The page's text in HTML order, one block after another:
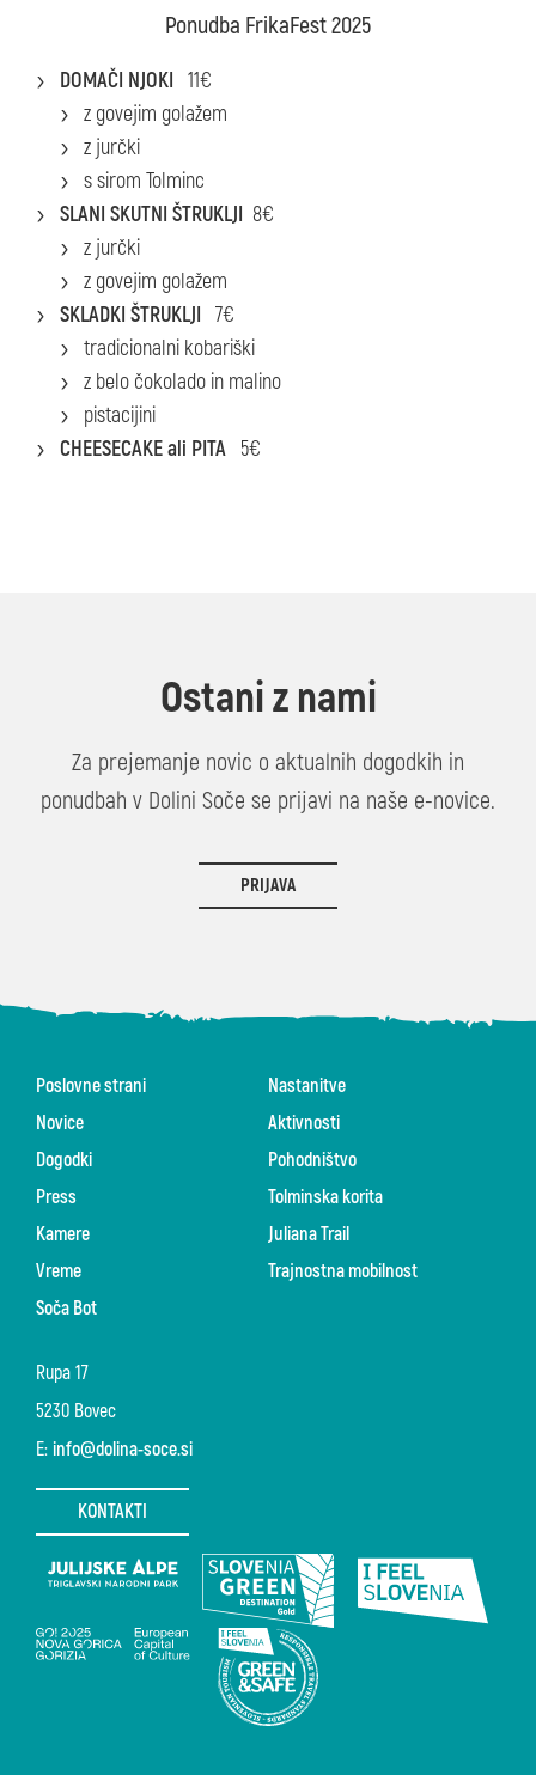
Ponudba FrikaFest 2025
DOMAČI NJOKI 11€
z govejim golažem
z jurčki
s sirom Tolminc
SLANI SKUTNI ŠTRUKLJI 8€
z jurčki
z govejim golažem
SKLADKI ŠTRUKLJI 7€
tradicionalni kobariški
z belo čokolado in malino
pistacijini
CHEESECAKE ali PITA 5€
Ostani z nami
Za prejemanje novic o aktualnih dogodkih in
ponudbah v Dolini Soče se prijavi na naše e-novice.
PRIJAVA
Rupa 17
5230 Bovec
E: info@dolina-soce.si
KONTAKTI
Poslovne strani
Novice
Dogodki
Press
Kamere
Vreme
Soča Bot
Nastanitve
Aktivnosti
Pohodništvo
Tolminska korita
Juliana Trail
Trajnostna mobilnost